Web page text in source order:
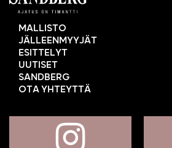
MALLISTO
JÄLLEENMYYJÄT
ESITTELYT
UUTISET
SANDBERG
OTA YHTEYTTÄ